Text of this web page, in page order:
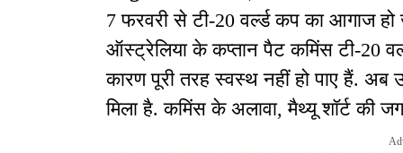
7 फरवरी से टी-20 वर्ल्ड कप का आगाज
ऑस्ट्रेलिया के कप्तान पैट कमिंस टी-20
कारण पूरी तरह स्वस्थ नहीं हो पाए हैं.
मिला है. कमिंस के अलावा, मैथ्यू शॉर्ट की